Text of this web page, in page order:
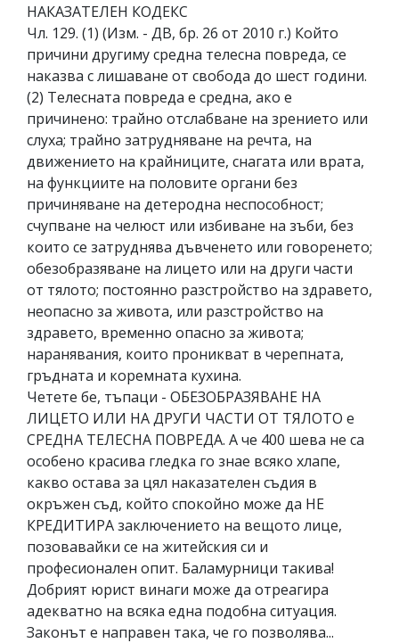
НАКАЗАТЕЛЕН КОДЕКС
Чл. 129. (1) (Изм. - ДВ, бр. 26 от 2010 г.) Който
причини другиму средна телесна повреда, се
наказва с лишаване от свобода до шест години.
(2) Телесната повреда е средна, ако е
причинено: трайно отслабване на зрението или
слуха; трайно затрудняване на речта, на
движението на крайниците, снагата или врата,
на функциите на половите органи без
причиняване на детеродна неспособност;
счупване на челюст или избиване на зъби, без
които се затруднява дъвченето или говоренето;
обезобразяване на лицето или на други части
от тялото; постоянно разстройство на здравето,
неопасно за живота, или разстройство на
здравето, временно опасно за живота;
наранявания, които проникват в черепната,
гръдната и коремната кухина.
Четете бе, тъпаци - ОБЕЗОБРАЗЯВАНЕ НА
ЛИЦЕТО ИЛИ НА ДРУГИ ЧАСТИ ОТ ТЯЛОТО е
СРЕДНА ТЕЛЕСНА ПОВРЕДА. А че 400 шева не са
особено красива гледка го знае всяко хлапе,
какво остава за цял наказателен съдия в
окръжен съд, който спокойно може да НЕ
КРЕДИТИРА заключението на вещото лице,
позовавайки се на житейския си и
професионален опит. Баламурници такива!
Добрият юрист винаги може да отреагира
адекватно на всяка една подобна ситуация.
Законът е направен така, че го позволява...